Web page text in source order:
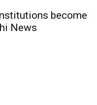
become
News